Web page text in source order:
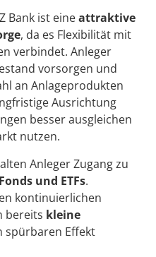
Bank ist eineattraktive
, da es Flexibilität mit
verbindet. Anleger
vorsorgen und
an Anlageprodukten
Ausrichtung
besser ausgleichen
nutzen.
Anleger Zugang zu
und ETFs.
kontinuierlichen
bereits kleine
spürbaren Effekt